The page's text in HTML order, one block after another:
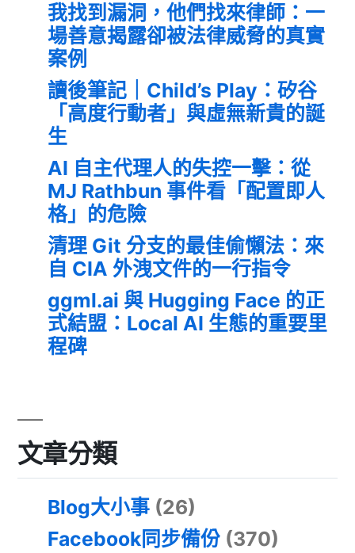
我找到漏洞，他們找來律師：一
場善意揭露卻被法律威脅的真實
案例
讀後筆記｜Child’s Play：矽谷
「高度行動者」與虛無新貴的誕
生
AI 自主代理人的失控一擊：從
MJ Rathbun 事件看「配置即人
格」的危險
清理 Git 分支的最佳偷懶法：來
自 CIA 外洩文件的一行指令
ggml.ai 與 Hugging Face 的正
式結盟：Local AI 生態的重要里
程碑
文章分類
Blog大小事 (26)
Facebook同步備份 (370)